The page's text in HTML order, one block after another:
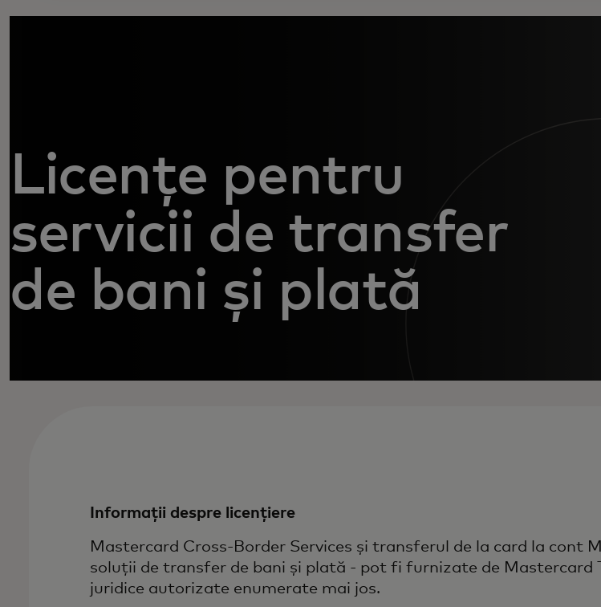
Licențe pentru
servicii de transfer
de bani și plată
Informații despre licențiere
Mastercard Cross-Border Services și transferul de la card la
soluții de transfer de bani și plată - pot fi furnizate de
juridice autorizate enumerate mai jos.